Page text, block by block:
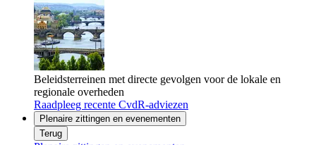
Beleidsterreinen met directe gevolgen voor de lokale en
regionale overheden
Raadpleeg recente CvdR-adviezen
Plenaire zittingen en evenementen
Terug